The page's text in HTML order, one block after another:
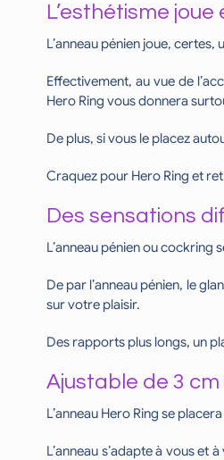
L’esthétisme
L’anneau pénien joue,
Effectivement, au vue de
Hero Ring vous donnera
De plus, si vous le placez
Craquez pour Hero Ring et
Des sensations
L’anneau pénien ou cockring
De par l’anneau pénien, le
sur votre plaisir.
Des rapports plus longs, un
Ajustable de 3 cm
L’anneau Hero Ring se
L’anneau s’adapte à vous